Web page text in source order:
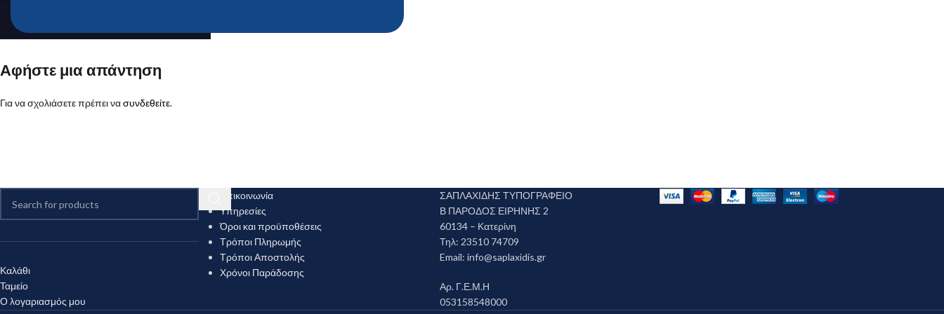
Αφήστε μια απάντηση
Για να σχολιάσετε πρέπει νασυνδεθείτε.
Καλάθι
Ταμείο
Ο λογαριασμός μου
Επικοινωνία
Υπηρεσίες
Όροι και προϋποθέσεις
Τρόποι Πληρωμής
Τρόποι Αποστολής
Χρόνοι Παράδοσης
ΣΑΠΛΑΧΙΔΗΣ ΤΥΠΟΓΡΑΦΕΙΟ
Β ΠΑΡΟΔΟΣ ΕΙΡΗΝΗΣ 2
60134 – Κατερίνη
Τηλ: 23510 74709
Email: info@saplaxidis.gr
Αρ. Γ.Ε.Μ.Η
053158548000